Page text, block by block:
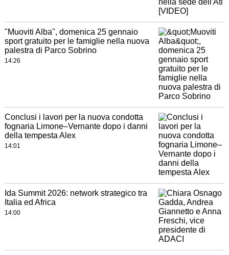
"Muoviti Alba", domenica 25 gennaio
sport gratuito per le famiglie nella nuova
palestra di Parco Sobrino
14:26
Conclusi i lavori per la nuova condotta
fognaria Limone–Vernante dopo i danni
della tempesta Alex
14:01
Ida Summit 2026: network strategico tra
Italia ed Africa
14:00